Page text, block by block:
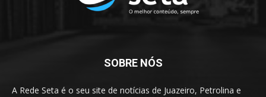
SOBRE NÓS
A Rede Seta é o seu site de notícias de Juazeiro, Petrolina e